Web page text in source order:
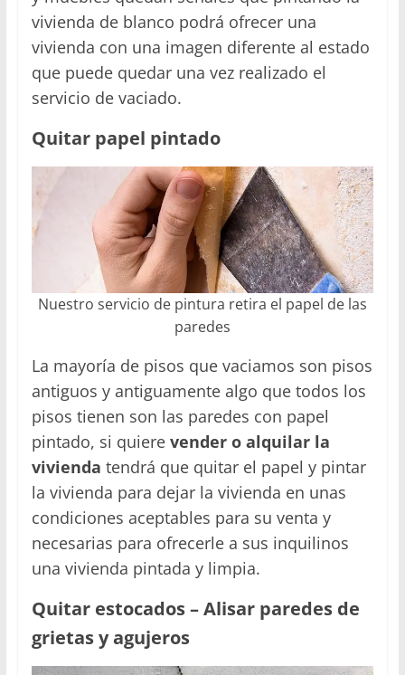
vivienda de blanco podrá ofrecer una
vivienda con una imagen diferente al estado
que puede quedar una vez realizado el
servicio de vaciado.
Quitar papel pintado
Nuestro servicio de pintura retira el papel de las
paredes
La mayoría de pisos que vaciamos son pisos
antiguos y antiguamente algo que todos los
pisos tienen son las paredes con papel
pintado, si quiere vender o alquilar la
vivienda tendrá que quitar el papel y pintar
la vivienda para dejar la vivienda en unas
condiciones aceptables para su venta y
necesarias para ofrecerle a sus inquilinos
una vivienda pintada y limpia.
Quitar estocados – Alisar paredes de
grietas y agujeros